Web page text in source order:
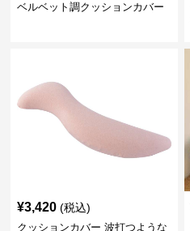
ベルベット調クッションカバー
¥3,420 (税込)
クッションカバー 波打つような